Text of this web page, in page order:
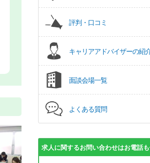
評判・口コミ
キャリアアドバイザーの紹
面談会場一覧
よくある質問
求人に関するお問い合わせはお電話も